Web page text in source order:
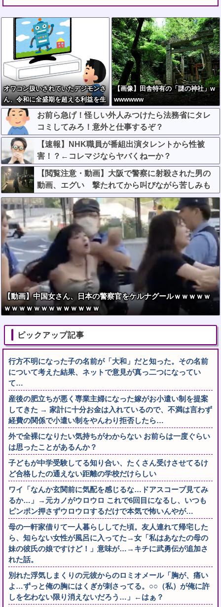
オワコン扱いされていたデジモンさ
ん、令和に全盛期を超える利益を生
み出していた
【画像】田舎特有の「謎の神社」w
wwwwww
お前ら急げ！怪しい外人みつけたら法務省にタレ
コミしてみろ！意外と仕事するぞ？
【速報】NHK職員が番組出演タレントから性被
害！？←コレマジならヤバくねーか？
【閲覧注意・動画】大阪で警察に射殺された男の
動画、エグい 撃たれてから叫びながら苦しみも
がいて死ぬ
【動画】中国女さん、日本の警察官をケルナグールｗｗｗｗｗ
ｗｗｗｗｗｗｗｗｗｗｗｗｗ
ピックアップ記事
行方不明になった子の名前が「大和」だと知った。その名前
について考えた結果、ネットで意見が真っ二つになってい
て…
産後の肥立ちが悪く専業主婦になった嫁がお小遣い制を提案
してきた → 家計に十分お金は入れているので、不満は言わず
経費の関係で小遣い制をやんわり拒否したら…
外で全裸になりたい気持ちがわからない お前らは一度ぐらい
は思ったことがあるんか？
子どもが中学受験してる知り合い、たくさん受けさせてるけ
ど合格したの通えない距離の学校だけらしい
ワイ「なんか玄関前に気配を感じるな…ドアスコープ見てみ
るか…」→元カノがウロウロ これで6回目になるし、いつも
ピンポン押さずウロウロするだけで本気で怖いんやが…
母の一軒家借りて一人暮らししてた頃。友人連れて帰宅した
ら、知らない女性が風呂に入ってた→女「私はあなたの母の
妹の彼氏の娘ですけど！」意味が…→キチに武勇伝が追加さ
れた話。
別れた浮気しまくりの元彼からのロミオメール「胸が、痛い
よ…ずっと俺の胸にはくぎが刺さってる。○○（私）が俺に許
しを乞わない限り消えないだろう…」←はぁ？